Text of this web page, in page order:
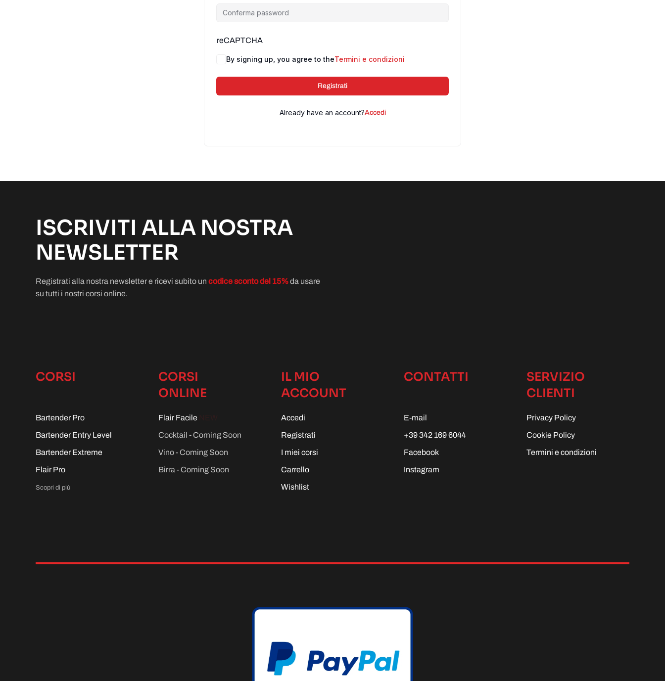
reCAPTCHA
By signing up, you agree to theTermini e condizioni
Registrati
Already have an account?Accedi
ISCRIVITI ALLA NOSTRA
NEWSLETTER
Registrati alla nostra newsletter e ricevi subito un codice sconto del 15%da usare
su tutti i nostri corsi online.
CORSI
Bartender Pro
Bartender Entry Level
Bartender Extreme
Flair Pro
Scopri di più
CORSI
ONLINE
Flair Facile
Cocktail - Coming Soon
Vino - Coming Soon
Birra - Coming Soon
IL MIO
ACCOUNT
Accedi
Registrati
I miei corsi
Carrello
Wishlist
CONTATTI
E-mail
+39 342 169 6044
Facebook
Instagram
SERVIZIO
CLIENTI
Privacy Policy
Cookie Policy
Termini e condizioni